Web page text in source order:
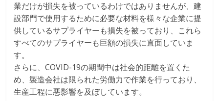
業だけが損失を被っているわけではありませんが、建
設部門で使用するために必要な材料を様々な企業に提
供しているサプライヤーも損失を被っており、これら
すべてのサプライヤーも巨額の損失に直面していま
す。
さらに、COVID-19の期間中は社会的距離を置くた
め、製造会社は限られた労働力で作業を行っており、
生産工程に悪影響を及ぼしています。